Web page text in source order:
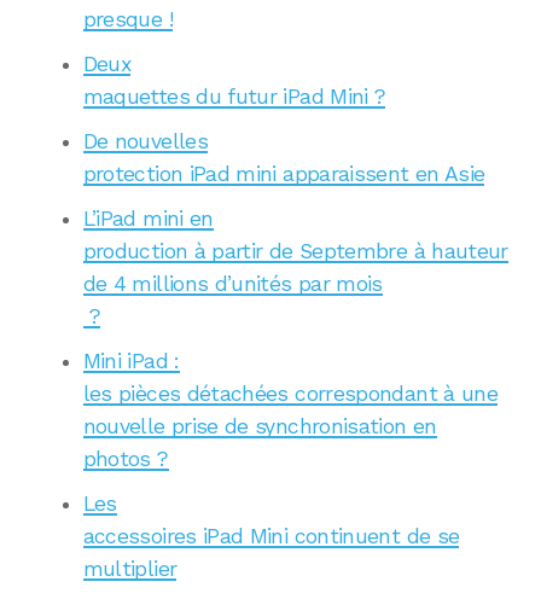
presque !
Deux
maquettes du futur iPad Mini ?
De nouvelles
protection iPad mini apparaissent en Asie
L’iPad mini en
production à partir de Septembre à hauteur
de 4 millions d’unités par mois
?
Mini iPad :
les pièces détachées correspondant à une
nouvelle prise de synchronisation en
photos ?
Les
accessoires iPad Mini continuent de se
multiplier